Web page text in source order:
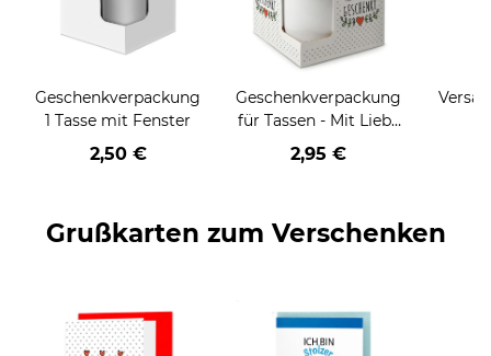
Geschenkverpackung
1 Tasse mit Fenster
2,50 €
Geschenkverpackung
für Tassen - Mit Liebe
geschenkt
2,95 €
Grußkarten zum Verschenken